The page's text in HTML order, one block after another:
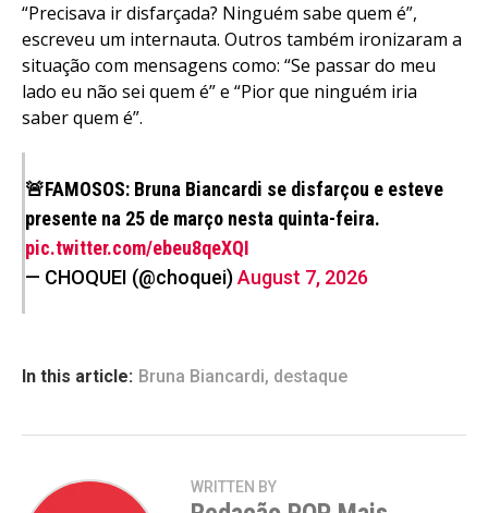
“Precisava ir disfarçada? Ninguém sabe quem é”,
escreveu um internauta. Outros também ironizaram a
situação com mensagens como: “Se passar do meu
lado eu não sei quem é” e “Pior que ninguém iria
saber quem é”.
🚨FAMOSOS: Bruna Biancardi se disfarçou e esteve
presente na 25 de março nesta quinta-feira.
pic.twitter.com/ebeu8qeXQI
— CHOQUEI (@choquei)August 7, 2026
In this article: Bruna Biancardi, destaque
WRITTEN BY